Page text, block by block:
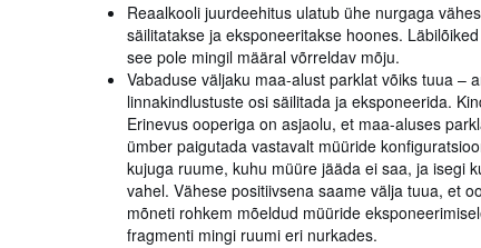
Reaalkooli juurdeehitus ulatub ühe nurgaga
säilitatakse ja eksponeeritakse hoones.
see pole mingil määral võrreldav mõju.
Vabaduse väljaku maa-alust parklat võiks tuua –
linnakindlustuste osi säilitada ja eksponeerida.
Erinevus ooperiga on asjaolu, et maa-aluses
ümber paigutada vastavalt müüride
kujuga ruume, kuhu müüre jääda ei saa, ja isegi
vahel. Vähese positiivsena saame välja tuua, et
mõneti rohkem mõeldud müüride
fragmenti mingi ruumi eri nurkades.